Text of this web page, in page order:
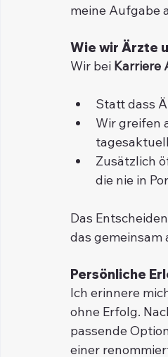
meine Aufgabe
Wie wir Ärzte
Wir bei Karriere
Statt dass
Wir greifen
Zusätzlich
die nie in
Das
das gemeinsam
Persönliche
Ich erinnere
ohne Erfolg.
passende
einer